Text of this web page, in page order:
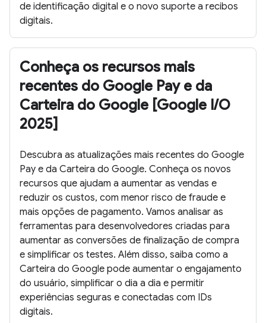
de identificação digital e o novo suporte a recibos
digitais.
Conheça os recursos mais
recentes do Google Pay e da
Carteira do Google [Google I/O
2025]
Descubra as atualizações mais recentes do Google
Pay e da Carteira do Google. Conheça os novos
recursos que ajudam a aumentar as vendas e
reduzir os custos, com menor risco de fraude e
mais opções de pagamento. Vamos analisar as
ferramentas para desenvolvedores criadas para
aumentar as conversões de finalização de compra
e simplificar os testes. Além disso, saiba como a
Carteira do Google pode aumentar o engajamento
do usuário, simplificar o dia a dia e permitir
experiências seguras e conectadas com IDs
digitais.